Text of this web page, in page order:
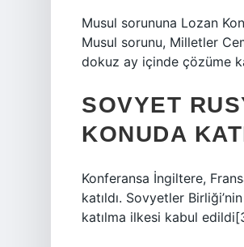
Musul sorununa Lozan
Musul sorunu, Milletler
dokuz ay içinde çözüme
SOVYET
KONUDA
Konferansa İngiltere,
katıldı. Sovyetler
katılma ilkesi kabul